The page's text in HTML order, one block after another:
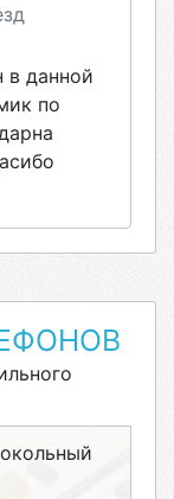
в данной
по